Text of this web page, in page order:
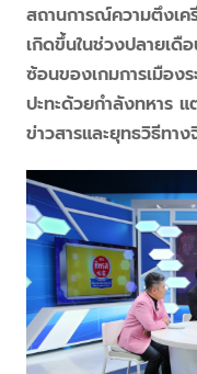
สถานการณ์ความตึงเ
เกิดขึ้นในช่วงปลายเดื
ซ้อนของเกมการเมือง
ปะทะด้วยกำลังทหาร
ข่าวสารและยุทธวิธีทา